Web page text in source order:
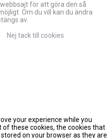
för att göra den så
Om du vill kan du ändra
av.
Nej tack till cookies
your experience while you
these cookies, the cookies that
on your browser as they are